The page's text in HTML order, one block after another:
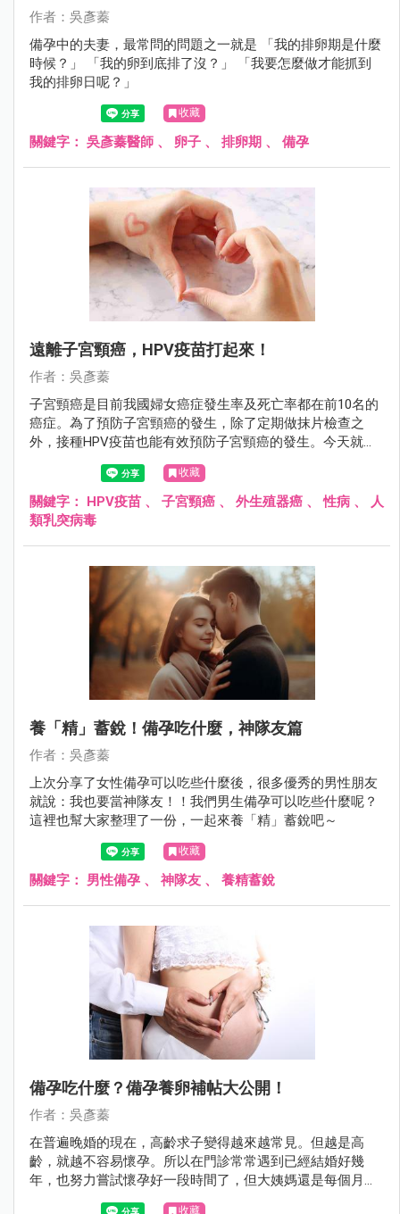
作者：吳彥蓁
備孕中的夫妻，最常問的問題之一就是 「我的排卵期是什麼
時候？」 「我的卵到底排了沒？」 「我要怎麼做才能抓到
我的排卵日呢？」
收藏
關鍵字： 吳彥蓁醫師 、 卵子 、 排卵期 、 備孕
遠離子宮頸癌，HPV疫苗打起來！
作者：吳彥蓁
子宮頸癌是目前我國婦女癌症發生率及死亡率都在前10名的
癌症。為了預防子宮頸癌的發生，除了定期做抹片檢查之
外，接種HPV疫苗也能有效預防子宮頸癌的發生。今天就讓
我們來認識什麼是HPV疫苗吧～
收藏
關鍵字： HPV疫苗 、 子宮頸癌 、 外生殖器癌 、性病 、
人
類乳突病毒
養「精」蓄銳！備孕吃什麼，神隊友篇
作者：吳彥蓁
上次分享了女性備孕可以吃些什麼後，很多優秀的男性朋友
就說：我也要當神隊友！！我們男生備孕可以吃些什麼呢？
這裡也幫大家整理了一份，一起來養「精」蓄銳吧～
收藏
關鍵字： 男性備孕 、 神隊友 、 養精蓄銳
備孕吃什麼？備孕養卵補帖大公開！
作者：吳彥蓁
在普遍晚婚的現在，高齡求子變得越來越常見。但越是高
齡，就越不容易懷孕。所以在門診常常遇到已經結婚好幾
年，也努力嘗試懷孕好一段時間了，但大姨媽還是每個月規
則來say hello。
收藏